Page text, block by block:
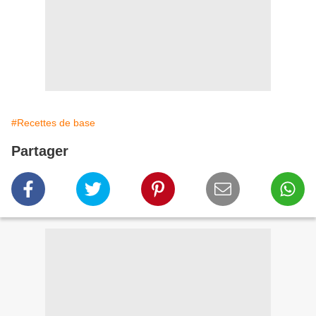
#Recettes de base
Partager